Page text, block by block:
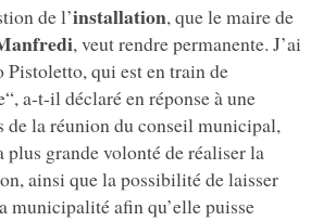
de l’installation, que le maire de
, veut rendre permanente. J’ai
Pistoletto, qui est en train de
a-t-il déclaré en réponse à une
de la réunion du conseil municipal,
plus grande volonté de réaliser la
ainsi que la possibilité de laisser
municipalité afin qu’elle puisse